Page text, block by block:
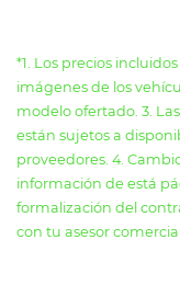
*1. Los precios
imágenes de los
modelo ofertado. 3.
están sujetos a
proveedores. 4.
información de está
formalización del
con tu asesor